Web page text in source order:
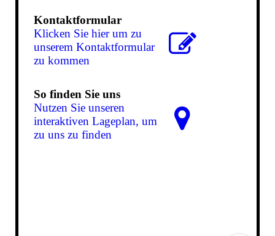
Kontaktformular
Klicken Sie hier um zu
unserem Kon­takt­for­mu­lar
zu kommen
So finden Sie uns
Nutzen Sie unseren
interaktiven La­ge­plan, um
zu uns zu finden